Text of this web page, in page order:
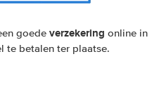
goede verzekering online in
te betalen ter plaatse.